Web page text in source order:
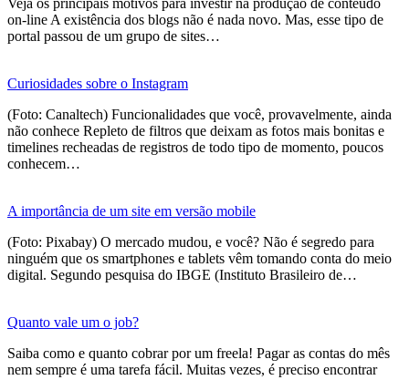
Veja os principais motivos para investir na produção de conteúdo
on-line A existência dos blogs não é nada novo. Mas, esse tipo de
portal passou de um grupo de sites…
Curiosidades sobre o Instagram
(Foto: Canaltech) Funcionalidades que você, provavelmente, ainda
não conhece Repleto de filtros que deixam as fotos mais bonitas e
timelines recheadas de registros de todo tipo de momento, poucos
conhecem…
A importância de um site em versão mobile
(Foto: Pixabay) O mercado mudou, e você? Não é segredo para
ninguém que os smartphones e tablets vêm tomando conta do meio
digital. Segundo pesquisa do IBGE (Instituto Brasileiro de…
Quanto vale um o job?
Saiba como e quanto cobrar por um freela! Pagar as contas do mês
nem sempre é uma tarefa fácil. Muitas vezes, é preciso encontrar